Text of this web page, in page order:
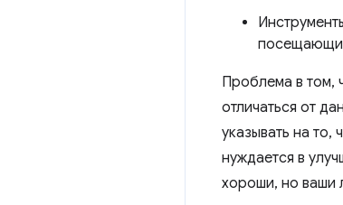
Проблема в том,
отличаться от
указывать на то,
нуждается в
хороши, но ваши